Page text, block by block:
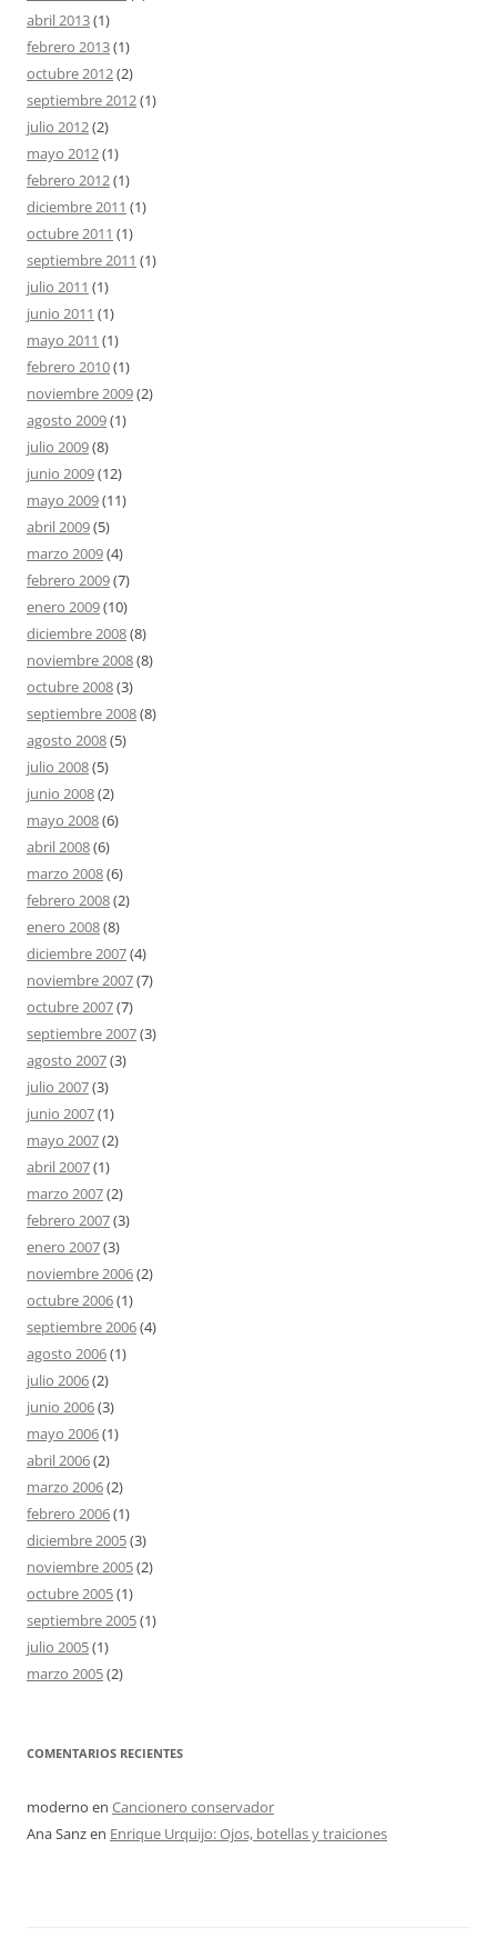
abril 2013(1)
febrero 2013(1)
octubre 2012(2)
septiembre 2012(1)
julio 2012(2)
mayo 2012(1)
febrero 2012(1)
diciembre 2011 (1)
octubre 2011 (1)
septiembre 2011 (1)
julio 2011 (1)
junio 2011 (1)
mayo 2011 (1)
febrero 2010(1)
noviembre 2009(2)
agosto 2009(1)
julio 2009(8)
junio 2009(12)
mayo 2009(11)
abril 2009(5)
marzo 2009(4)
febrero 2009(7)
enero 2009(10)
diciembre 2008(8)
noviembre 2008(8)
octubre 2008(3)
septiembre 2008(8)
agosto 2008(5)
julio 2008(5)
junio 2008(2)
mayo 2008(6)
abril 2008(6)
marzo 2008(6)
febrero 2008(2)
enero 2008(8)
diciembre 2007(4)
noviembre 2007(7)
octubre 2007(7)
septiembre 2007(3)
agosto 2007(3)
julio 2007(3)
junio 2007(1)
mayo 2007(2)
abril 2007(1)
marzo 2007(2)
febrero 2007(3)
enero 2007(3)
noviembre 2006(2)
octubre 2006(1)
septiembre 2006(4)
agosto 2006(1)
julio 2006(2)
junio 2006(3)
mayo 2006(1)
abril 2006(2)
marzo 2006(2)
febrero 2006(1)
diciembre 2005(3)
noviembre 2005(2)
octubre 2005(1)
septiembre 2005(1)
julio 2005(1)
marzo 2005(2)
COMENTARIOS RECIENTES
moderno en Cancionero conservador
Ana Sanzen Enrique Urquijo: Ojos, botellas y traiciones